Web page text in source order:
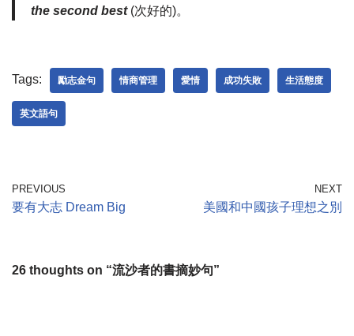
the second best(次好的)。
Tags: 勵志金句 情商管理 愛情 成功失敗 生活態度
英文語句
PREVIOUS
要有大志 Dream Big
NEXT
美國和中國孩子理想之別
26 thoughts on “流沙者的書摘妙句”